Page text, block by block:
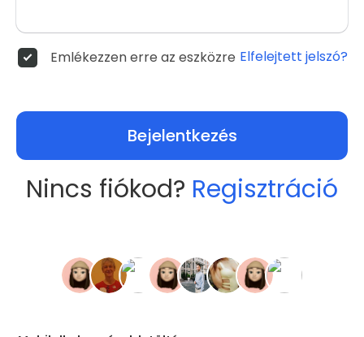
Emlékezzen erre az eszközre Elfelejtett jelszó?
Bejelentkezés
Nincs fiókod? Regisztráció